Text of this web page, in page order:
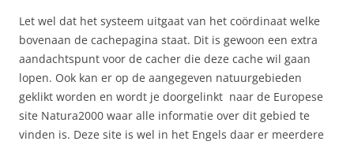
Let wel dat het systeem uitgaat van het coördinaat welke
bovenaan de cachepagina staat. Dit is gewoon een extra
aandachtspunt voor de cacher die deze cache wil gaan
lopen. Ook kan er op de aangegeven natuurgebieden
geklikt worden en wordt je doorgelinkt naar de Europese
site Natura2000 waar alle informatie over dit gebied te
vinden is. Deze site is wel in het Engels daar er meerdere